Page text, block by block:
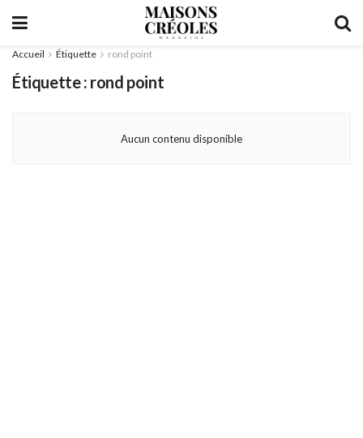
Accueil Étiquette rond point
Étiquette : rond point
Aucun contenu disponible